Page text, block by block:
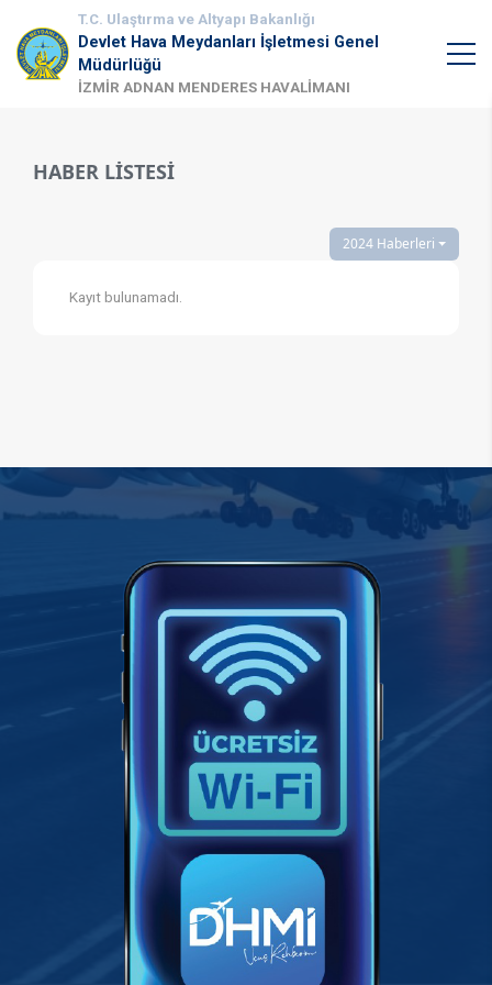
T.C. Ulaştırma ve Altyapı Bakanlığı
Devlet Hava Meydanları İşletmesi Genel
Müdürlüğü
İZMİR ADNAN MENDERES HAVALİMANI
HABER LİSTESİ
2024 Haberleri
Kayıt bulunamadı.